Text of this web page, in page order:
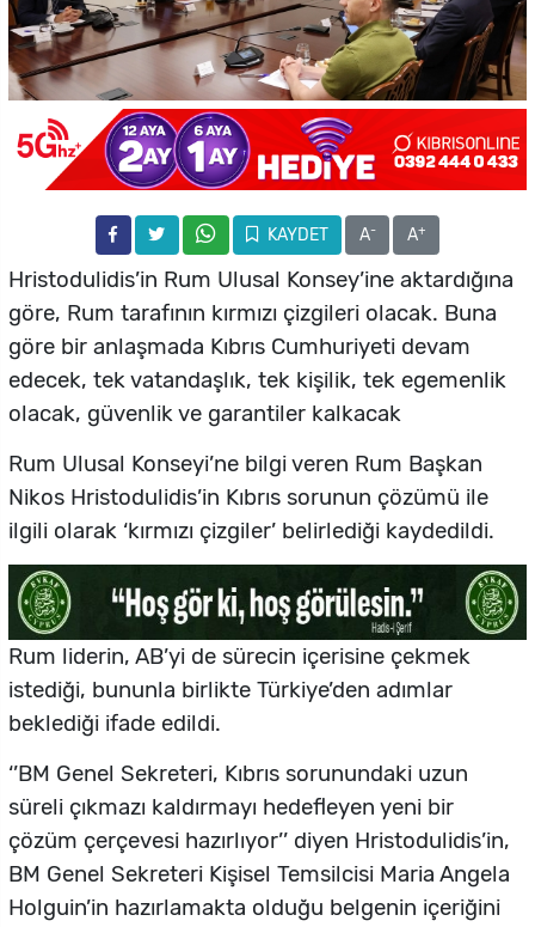
KAYDET A- A+
Hristodulidis’in Rum Ulusal Konsey’ine aktardığına
göre, Rum tarafının kırmızı çizgileri olacak. Buna
göre bir anlaşmada Kıbrıs Cumhuriyeti devam
edecek, tek vatandaşlık, tek kişilik, tek egemenlik
olacak, güvenlik ve garantiler kalkacak
Rum Ulusal Konseyi’ne bilgi veren Rum Başkan
Nikos Hristodulidis’in Kıbrıs sorunun çözümü ile
ilgili olarak ‘kırmızı çizgiler’ belirlediği kaydedildi.
Rum liderin, AB’yi de sürecin içerisine çekmek
istediği, bununla birlikte Türkiye’den adımlar
beklediği ifade edildi.
‘’BM Genel Sekreteri, Kıbrıs sorunundaki uzun
süreli çıkmazı kaldırmayı hedefleyen yeni bir
çözüm çerçevesi hazırlıyor’’ diyen Hristodulidis’in,
BM Genel Sekreteri Kişisel Temsilcisi Maria Angela
Holguin’in hazırlamakta olduğu belgenin içeriğini